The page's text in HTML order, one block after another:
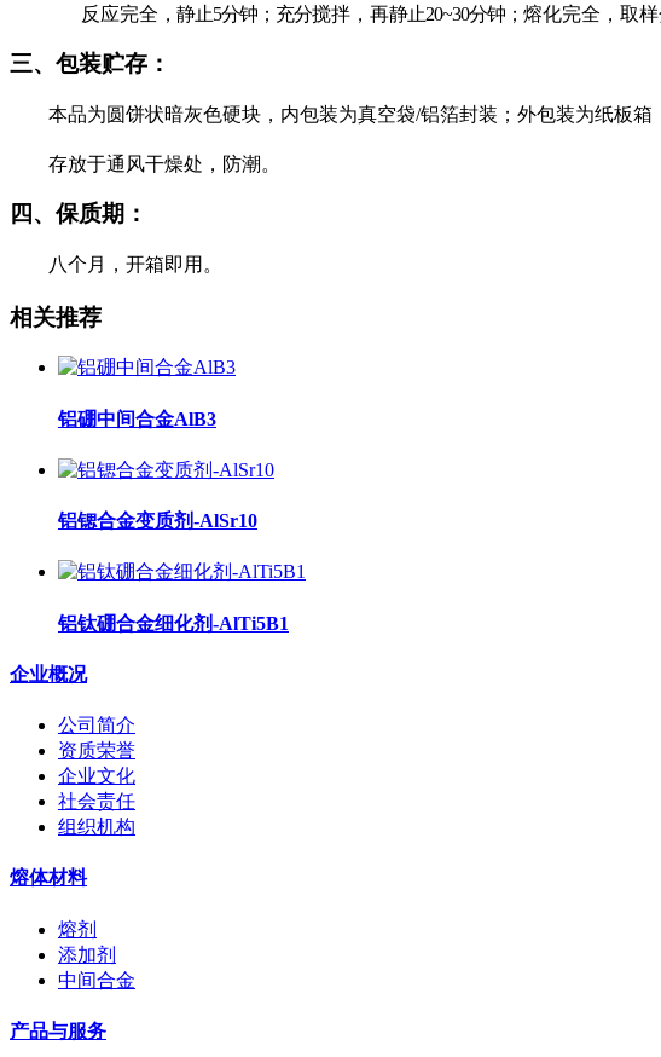
反应完全 ，静止5分钟；充分搅拌，再静止20~30分钟； 熔化完全，取
三、包装贮存：
本品为圆饼状暗灰色硬块，内包装为真空袋/铝箔封装；外包装为纸板箱
存放于通风干燥处，防潮。
四、保质期：
八个月，开箱即用。
相关推荐
铝硼中间合金AlB3
铝锶合金变质剂-AlSr10
铝钛硼合金细化剂-AlTi5B1
企业概况
公司简介
资质荣誉
企业文化
社会责任
组织机构
熔体材料
熔剂
添加剂
中间合金
产品与服务